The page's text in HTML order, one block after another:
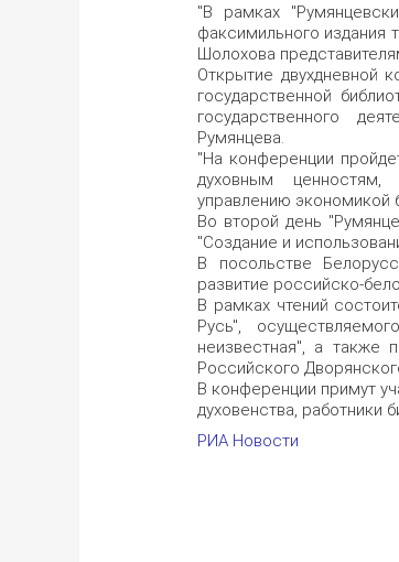
"В рамках
факсимильного издания
Шолохова
Открытие двухдневной
государственной
государственного
Румянцева.
"На конференции
духовным ценностям,
управлению экономикой
Во второй день
"Создание и
В посольстве
развитие российско-
В рамках чтений
Русь",
неизвестная", а также
Российского
В конференции примут
духовенства, работники
РИА Новости